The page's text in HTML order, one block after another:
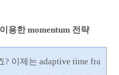
용한 momentum 전략
이제는 adaptive time fra